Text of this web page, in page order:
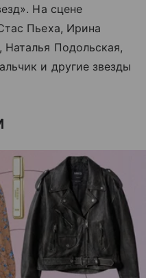
На сцене
Пьеха, Ирина
Подольская,
и другие звезды